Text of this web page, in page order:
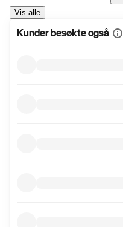
Vis alle
Kunder besøkte også Vis